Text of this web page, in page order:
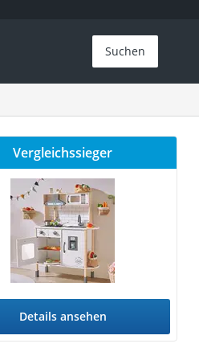
Suchen
Vergleichssieger
Details ansehen